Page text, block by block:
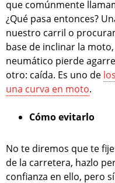
que comúnmente
¿Qué pasa entonces?
nuestro carril o
base de inclinar la
neumático pierde
otro: caída. Es uno de
una curva en moto.
Cómo evitarlo
No te diremos que te
de la carretera, hazlo
confianza en ello, pero